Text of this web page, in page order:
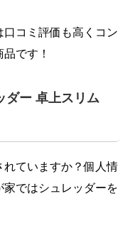
コミ評価も高くコン
です！
ダー 卓上スリム
ていますか？個人情
ではシュレッダーを